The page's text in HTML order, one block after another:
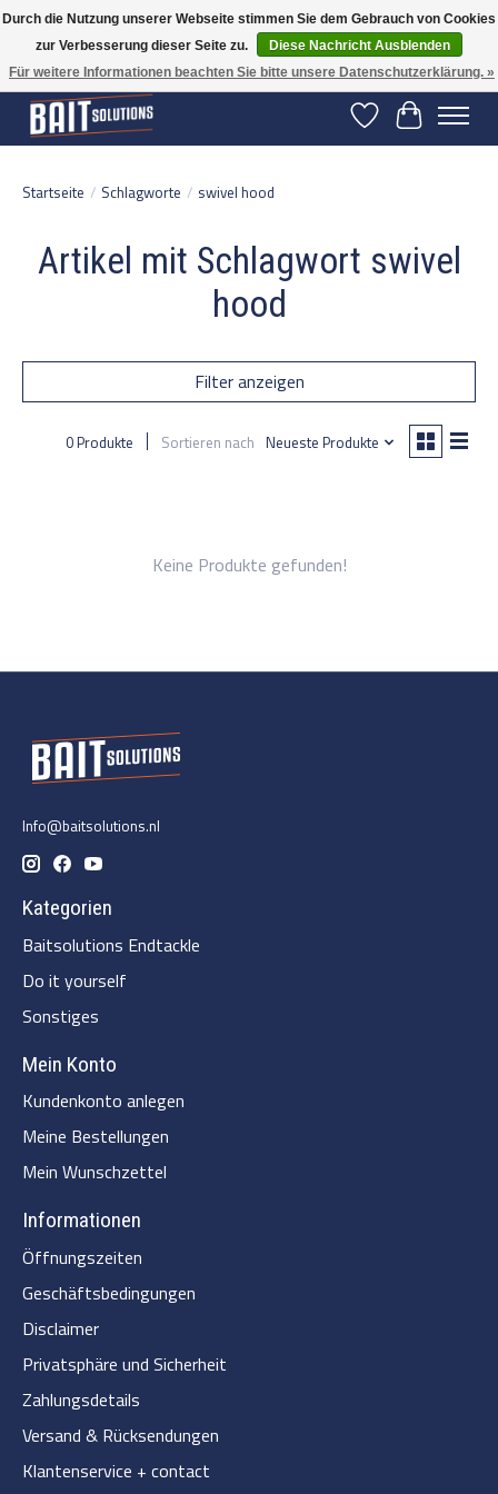
Gratis verzending vanaf 50 euro binnen NL | Op voorraad binnen 2-5 werkdagen
verzonden | België vanaf 70 euro gratis verzonden
Wunschzettel
Ihr
Startseite / Schlagworte / swivel hood
Artikel mit Schlagwort swivel
hood
Filter anzeigen
0 Produkte Sortieren nach Neueste Produkte
Keine Produkte gefunden!
Info@baitsolutions.nl
Kategorien
Baitsolutions Endtackle
Do it yourself
Sonstiges
Mein Konto
Kundenkonto anlegen
Meine Bestellungen
Mein Wunschzettel
Informationen
Öffnungszeiten
Geschäftsbedingungen
Disclaimer
Privatsphäre und Sicherheit
Zahlungsdetails
Versand & Rücksendungen
Klantenservice + contact
Durch die Nutzung unserer Webseite stimmen Sie dem Gebrauch von Cookies
zur Verbesserung dieser Seite zu.
Diese Nachricht Ausblenden
Für weitere Informationen beachten Sie bitte unsere Datenschutzerklärung. »